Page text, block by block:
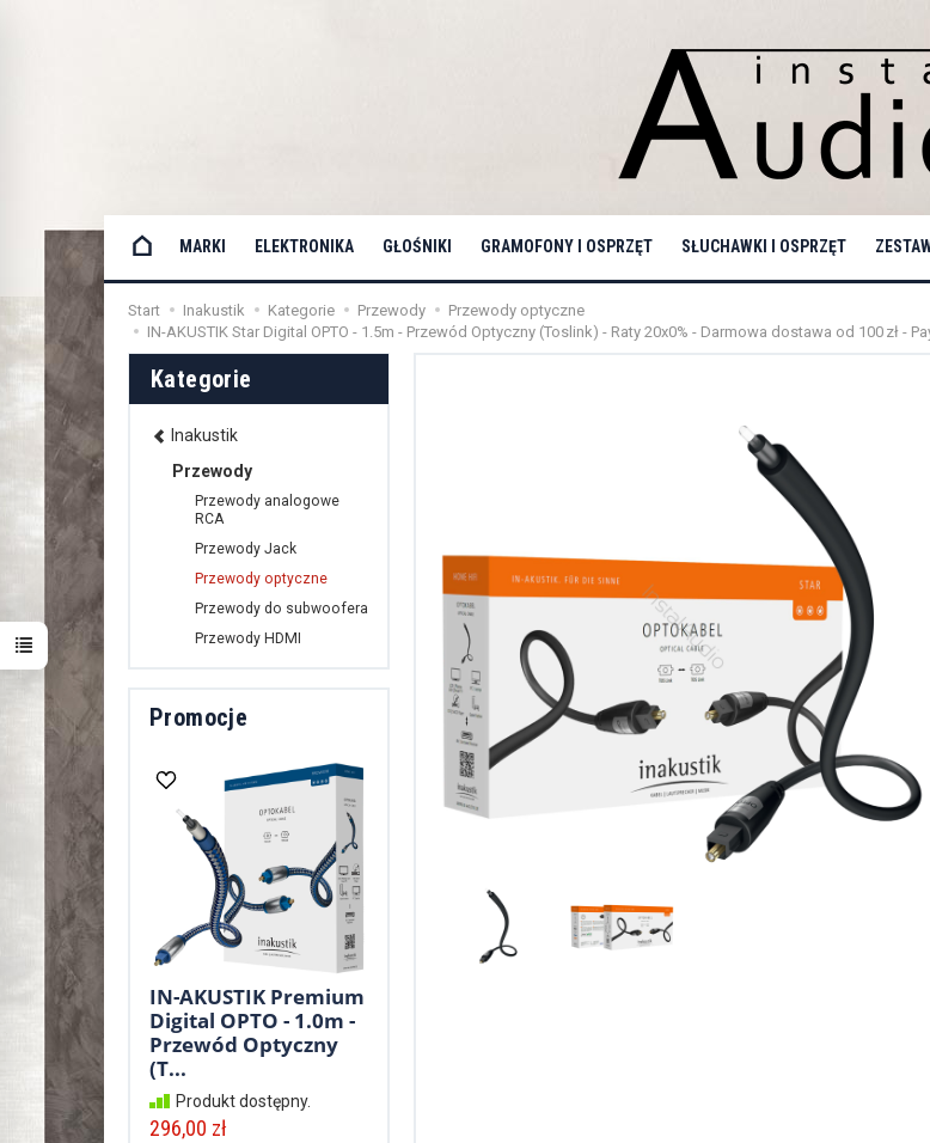
MARKI ELEKTRONIKA GŁOŚNIKI GRAMOFONY I OSPRZĘT SŁUCHAWKI I OSPRZĘT
Start Inakustik Kategorie Przewody
Przewody optyczne
IN-AKUSTIK Star Digital OPTO - 1.5m - Przewód Optyczny (Toslink) - Raty 20x0% - Darmowa dostawa od 100 zł -
Kategorie
Inakustik
Przewody
Przewody analogowe
RCA
Przewody Jack
Przewody optyczne
Przewody do subwoofera
Przewody HDMI
Promocje
IN-AKUSTIK Premium
Digital OPTO - 1.0m -
Przewód Optyczny
(T...
Produkt dostępny.
296,00 zł